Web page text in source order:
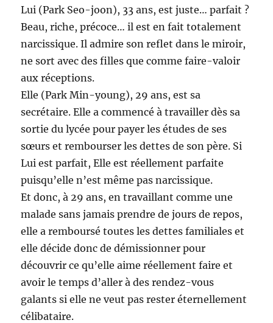
Lui (Park Seo-joon), 33 ans, est juste… parfait ?
Beau, riche, précoce… il est en fait totalement
narcissique. Il admire son reflet dans le miroir,
ne sort avec des filles que comme faire-valoir
aux réceptions.
Elle (Park Min-young), 29 ans, est sa
secrétaire. Elle a commencé à travailler dès sa
sortie du lycée pour payer les études de ses
sœurs et rembourser les dettes de son père. Si
Lui est parfait, Elle est réellement parfaite
puisqu’elle n’est même pas narcissique.
Et donc, à 29 ans, en travaillant comme une
malade sans jamais prendre de jours de repos,
elle a remboursé toutes les dettes familiales et
elle décide donc de démissionner pour
découvrir ce qu’elle aime réellement faire et
avoir le temps d’aller à des rendez-vous
galants si elle ne veut pas rester éternellement
célibataire.